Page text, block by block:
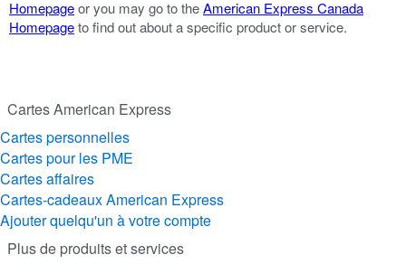
Homepageor you may go to theAmerican Express Canada
Homepageto find out about a specific product or service.
Cartes American Express
Cartes personnelles
Cartes pour les PME
Cartes affaires
Cartes-cadeaux American Express
Ajouter quelqu'un à votre compte
Plus de produits et services